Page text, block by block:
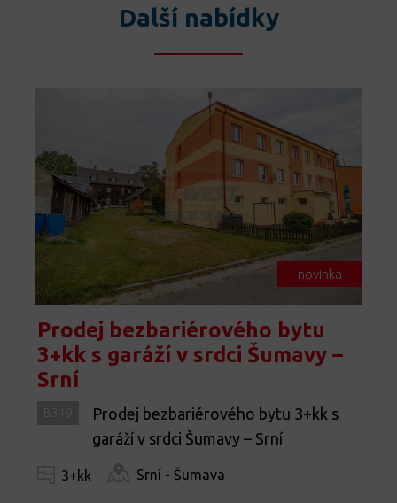
Další nabídky
novinka
Prodej bezbariérového bytu
3+kk s garáží v srdci Šumavy –
Srní
Prodej bezbariérového bytu 3+kk s
garáží v srdci Šumavy – Srní
3+kk Srní - Šumava